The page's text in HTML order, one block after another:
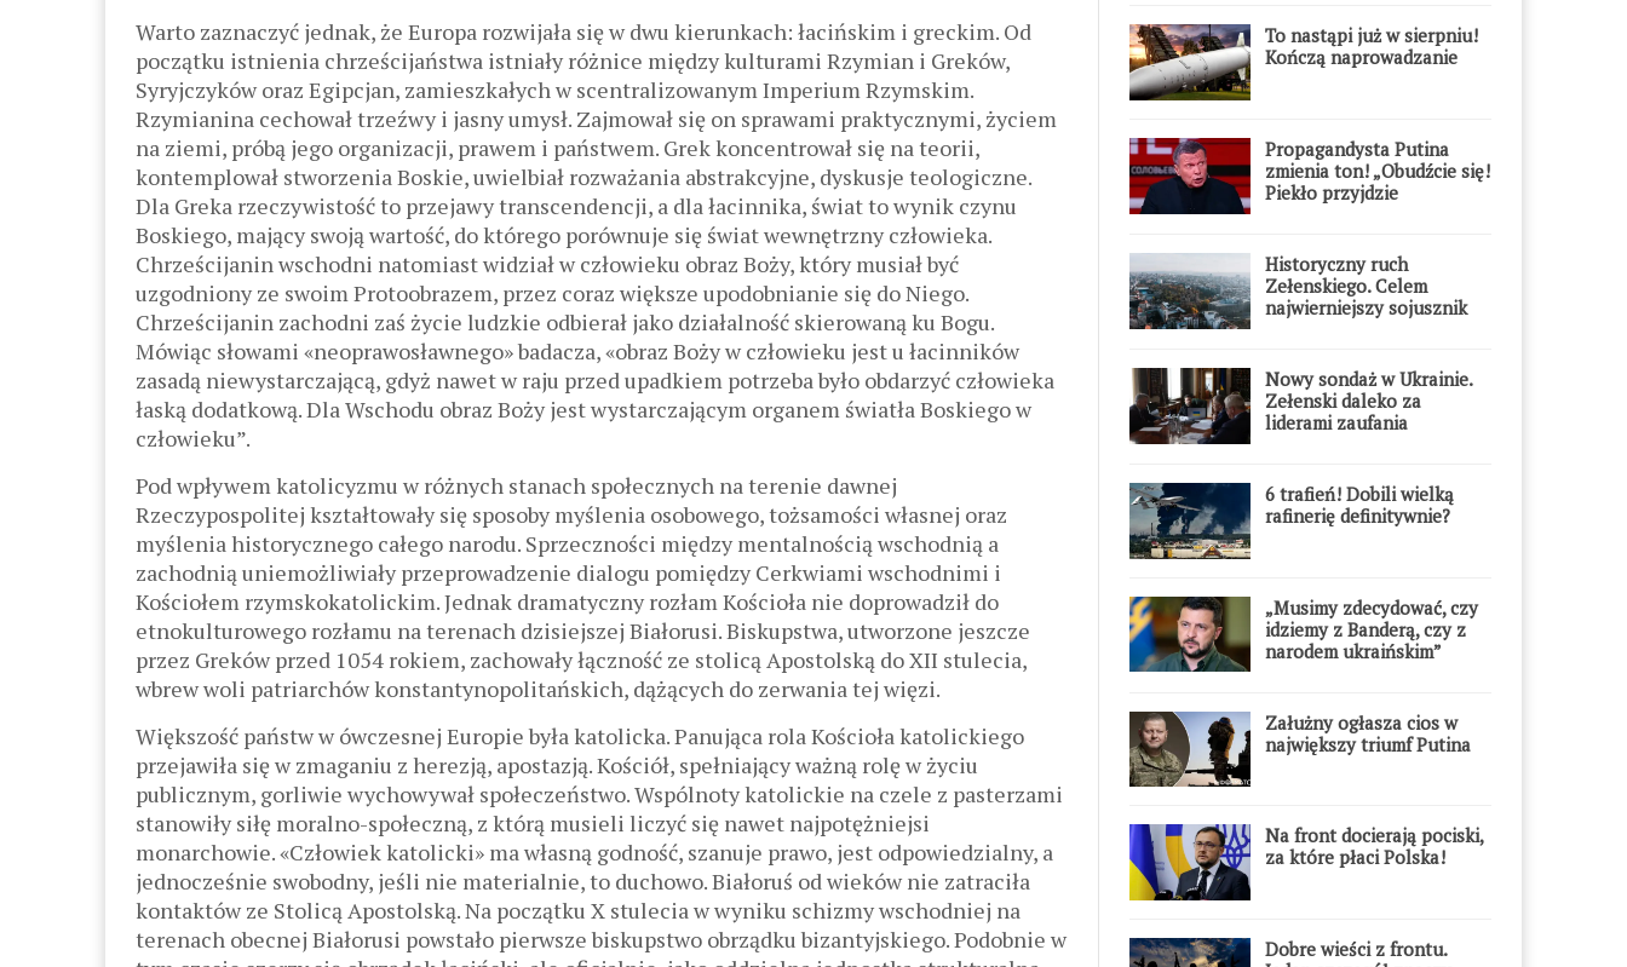
Warto zaznaczyć jednak, że Europa rozwijała się w dwu kierunkach: łacińskim i greckim. Od
początku istnienia chrześcijaństwa istniały różnice między kulturami Rzymian i Greków,
Syryjczyków oraz Egipcjan, zamieszkałych w scentralizowanym Imperium Rzymskim.
Rzymianina cechował trzeźwy i jasny umysł. Zajmował się on sprawami praktycznymi, życiem
na ziemi, próbą jego organizacji, prawem i państwem. Grek koncentrował się na teorii,
kontemplował stworzenia Boskie, uwielbiał rozważania abstrakcyjne, dyskusje teologiczne.
Dla Greka rzeczywistość to przejawy transcendencji, a dla łacinnika, świat to wynik czynu
Boskiego, mający swoją wartość, do którego porównuje się świat wewnętrzny człowieka.
Chrześcijanin wschodni natomiast widział w człowieku obraz Boży, który musiał być
uzgodniony ze swoim Protoobrazem, przez coraz większe upodobnianie się do Niego.
Chrześcijanin zachodni zaś życie ludzkie odbierał jako działalność skierowaną ku Bogu.
Mówiąc słowami «neoprawosławnego» badacza, «obraz Boży w człowieku jest u łacinników
zasadą niewystarczającą, gdyż nawet w raju przed upadkiem potrzeba było obdarzyć człowieka
łaską dodatkową. Dla Wschodu obraz Boży jest wystarczającym organem światła Boskiego w
człowieku”.
Pod wpływem katolicyzmu w różnych stanach społecznych na terenie dawnej
Rzeczypospolitej kształtowały się sposoby myślenia osobowego, tożsamości własnej oraz
myślenia historycznego całego narodu. Sprzeczności między mentalnością wschodnią a
zachodnią uniemożliwiały przeprowadzenie dialogu pomiędzy Cerkwiami wschodnimi i
Kościołem rzymskokatolickim. Jednak dramatyczny rozłam Kościoła nie doprowadził do
etnokulturowego rozłamu na terenach dzisiejszej Białorusi. Biskupstwa, utworzone jeszcze
przez Greków przed 1054 rokiem, zachowały łączność ze stolicą Apostolską do XІІ stulecia,
wbrew woli patriarchów konstantynopolitańskich, dążących do zerwania tej więzi.
Większość państw w ówczesnej Europie była katolicka. Panująca rola Kościoła katolickiego
przejawiła się w zmaganiu z herezją, apostazją. Kościół, spełniający ważną rolę w życiu
publicznym, gorliwie wychowywał społeczeństwo. Wspólnoty katolickie na czele z pasterzami
stanowiły siłę moralno-społeczną, z którą musieli liczyć się nawet najpotężniejsi
monarchowie. «Człowiek katolicki» ma własną godność, szanuje prawo, jest odpowiedzialny, a
jednocześnie swobodny, jeśli nie materialnie, to duchowo. Białoruś od wieków nie zatraciła
kontaktów ze Stolicą Apostolską. Na początku X stulecia w wyniku schizmy wschodniej na
terenach obecnej Białorusi powstało pierwsze biskupstwo obrządku bizantyjskiego. Podobnie w
To nastąpi już w sierpniu!
Kończą naprowadzanie
Propagandysta Putina
zmienia ton! „Obudźcie się!
Piekło przyjdzie
Historyczny ruch
Zełenskiego. Celem
najwierniejszy sojusznik
Nowy sondaż w Ukrainie.
Zełenski daleko za
liderami zaufania
6 trafień! Dobili wielką
rafinerię definitywnie?
„Musimy zdecydować, czy
idziemy z Banderą, czy z
narodem ukraińskim”
Załużny ogłasza cios w
największy triumf Putina
Na front docierają pociski,
za które płaci Polska!
Dobre wieści z frontu.